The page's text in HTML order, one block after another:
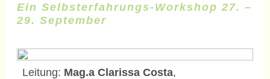
Ein Selbsterfahrungs-Workshop 27. –
29. September
Leitung: Mag.a Clarissa Costa,